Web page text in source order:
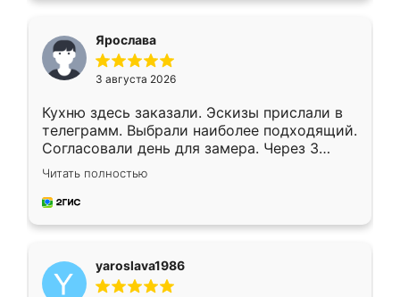
Ярослава
3 августа 2026
Кухню здесь заказали. Эскизы прислали в
телеграмм. Выбрали наиболее подходящий.
Согласовали день для замера. Через 3
недели кухня была уже готова. Остались
довольны работой. Спасибо Ренессанс
мебель за качественную работу!
Читать полностью
yaroslava1986